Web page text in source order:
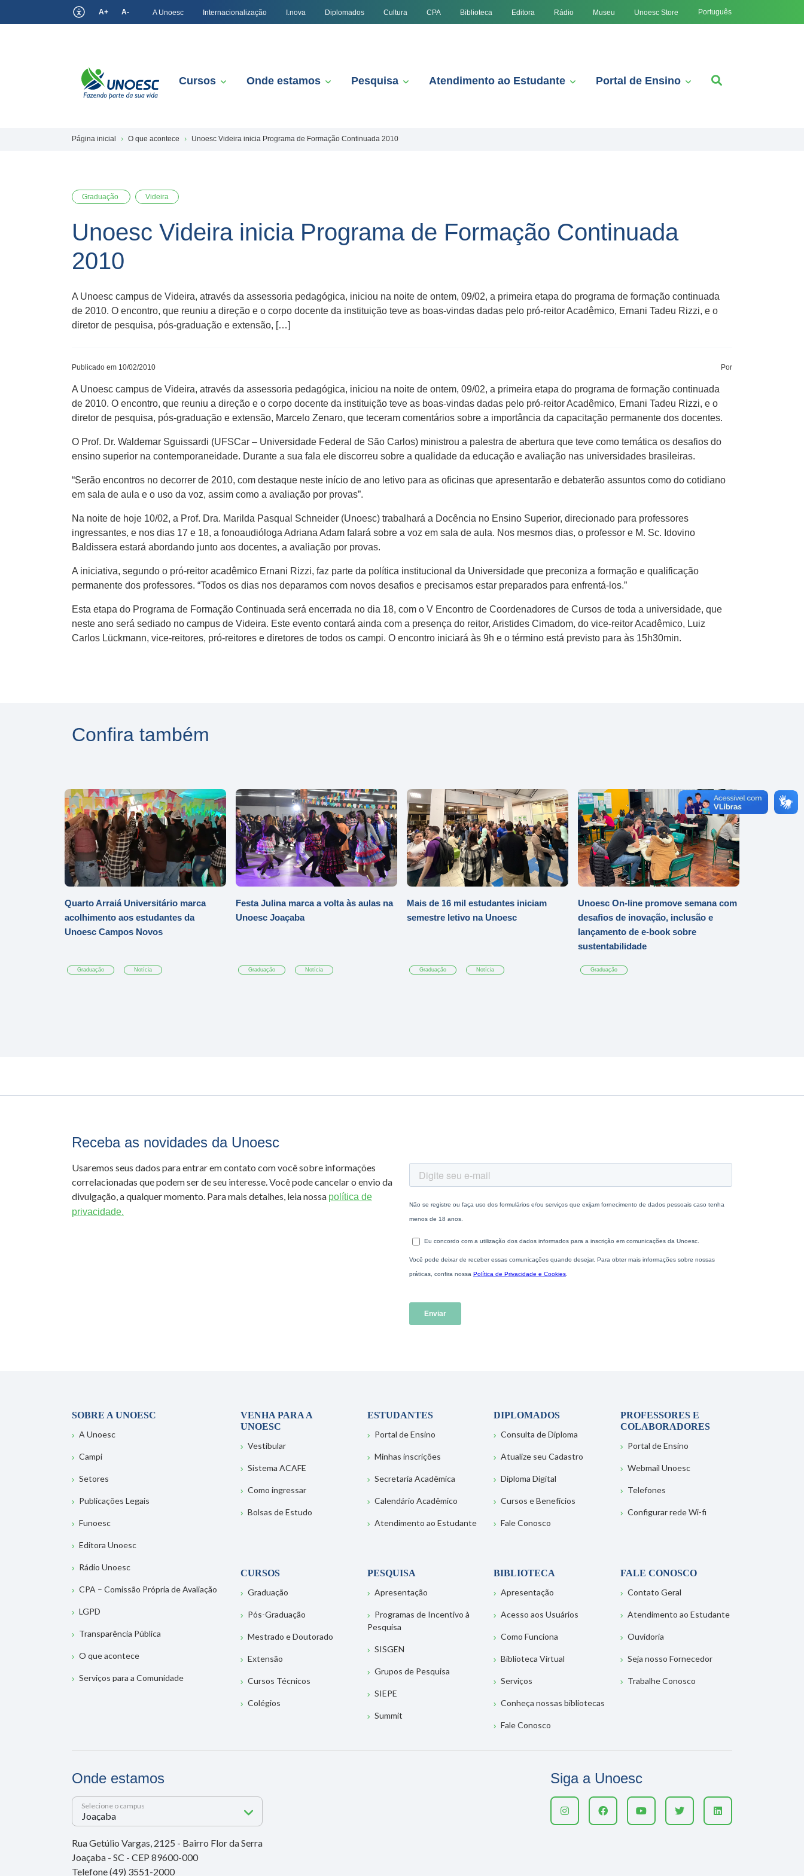
A+ A- A Unoesc Internacionalização I.nova Diplomados Cultura CPA Biblioteca Editora Rádio Museu Unoesc Store Português
Cursos Onde estamos Pesquisa Atendimento ao Estudante Portal de Ensino
Página inicial O que acontece Unoesc Videira inicia Programa de Formação Continuada 2010
Graduação Videira
Unoesc Videira inicia Programa de Formação Continuada
2010
A Unoesc campus de Videira, através da assessoria pedagógica, iniciou na noite de ontem, 09/02, a primeira etapa do programa de formação continuada
de 2010. O encontro, que reuniu a direção e o corpo docente da instituição teve as boas-vindas dadas pelo pró-reitor Acadêmico, Ernani Tadeu Rizzi, e o
diretor de pesquisa, pós-graduação e extensão, […]
Publicado em 10/02/2010 Por
A Unoesc campus de Videira, através da assessoria pedagógica, iniciou na noite de ontem, 09/02, a primeira etapa do programa de formação continuada
de 2010. O encontro, que reuniu a direção e o corpo docente da instituição teve as boas-vindas dadas pelo pró-reitor Acadêmico, Ernani Tadeu Rizzi, e o
diretor de pesquisa, pós-graduação e extensão, Marcelo Zenaro, que teceram comentários sobre a importância da capacitação permanente dos docentes.
O Prof. Dr. Waldemar Sguissardi (UFSCar – Universidade Federal de São Carlos) ministrou a palestra de abertura que teve como temática os desafios do
ensino superior na contemporaneidade. Durante a sua fala ele discorreu sobre a qualidade da educação e avaliação nas universidades brasileiras.
“Serão encontros no decorrer de 2010, com destaque neste início de ano letivo para as oficinas que apresentarão e debaterão assuntos como do cotidiano
em sala de aula e o uso da voz, assim como a avaliação por provas”.
Na noite de hoje 10/02, a Prof. Dra. Marilda Pasqual Schneider (Unoesc) trabalhará a Docência no Ensino Superior, direcionado para professores
ingressantes, e nos dias 17 e 18, a fonoaudióloga Adriana Adam falará sobre a voz em sala de aula. Nos mesmos dias, o professor e M. Sc. Idovino
Baldissera estará abordando junto aos docentes, a avaliação por provas.
A iniciativa, segundo o pró-reitor acadêmico Ernani Rizzi, faz parte da política institucional da Universidade que preconiza a formação e qualificação
permanente dos professores. “Todos os dias nos deparamos com novos desafios e precisamos estar preparados para enfrentá-los.”
Esta etapa do Programa de Formação Continuada será encerrada no dia 18, com o V Encontro de Coordenadores de Cursos de toda a universidade, que
neste ano será sediado no campus de Videira. Este evento contará ainda com a presença do reitor, Aristides Cimadom, do vice-reitor Acadêmico, Luiz
Carlos Lückmann, vice-reitores, pró-reitores e diretores de todos os campi. O encontro iniciará às 9h e o término está previsto para às 15h30min.
Confira também
Quarto Arraiá Universitário marca
acolhimento aos estudantes da
Unoesc Campos Novos
Graduação Notícia
Festa Julina marca a volta às aulas na
Unoesc Joaçaba
Graduação Notícia
Mais de 16 mil estudantes iniciam
semestre letivo na Unoesc
Graduação Notícia
Unoesc On-line promove semana com
desafios de inovação, inclusão e
lançamento de e-book sobre
sustentabilidade
Graduação
Receba as novidades da Unoesc
Usaremos seus dados para entrar em contato com você sobre informações
correlacionadas que podem ser de seu interesse. Você pode cancelar o envio da
divulgação, a qualquer momento. Para mais detalhes, leia nossa política de
privacidade.
SOBRE A UNOESC
A Unoesc
Campi
Setores
Publicações Legais
Funoesc
Editora Unoesc
Rádio Unoesc
CPA – Comissão Própria de Avaliação
LGPD
Transparência Pública
O que acontece
Serviços para a Comunidade
VENHA PARA A
UNOESC
Vestibular
Sistema ACAFE
Como ingressar
Bolsas de Estudo
ESTUDANTES
Portal de Ensino
Minhas inscrições
Secretaria Acadêmica
Calendário Acadêmico
Atendimento ao Estudante
DIPLOMADOS
Consulta de Diploma
Atualize seu Cadastro
Diploma Digital
Cursos e Benefícios
Fale Conosco
PROFESSORES E
COLABORADORES
Portal de Ensino
Webmail Unoesc
Telefones
Configurar rede Wi-fi
CURSOS
Graduação
Pós-Graduação
Mestrado e Doutorado
Extensão
Cursos Técnicos
Colégios
PESQUISA
Apresentação
Programas de Incentivo à
Pesquisa
SISGEN
Grupos de Pesquisa
SIEPE
Summit
BIBLIOTECA
Apresentação
Acesso aos Usuários
Como Funciona
Biblioteca Virtual
Serviços
Conheça nossas bibliotecas
Fale Conosco
FALE CONOSCO
Contato Geral
Atendimento ao Estudante
Ouvidoria
Seja nosso Fornecedor
Trabalhe Conosco
Onde estamos
Selecione o campus
Rua Getúlio Vargas, 2125 - Bairro Flor da Serra
Joaçaba - SC - CEP 89600-000
Telefone (49) 3551-2000
Siga a Unoesc